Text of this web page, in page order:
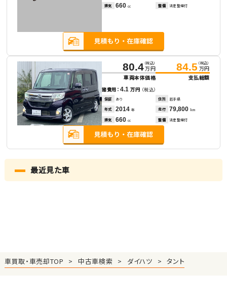
排気 660 cc 整備 法定整備付
80.4 （税込）
万円
車両本体価格
84.5 （税込）
万円
支払総額
諸費用：4.1万円 （税込）
保証 あり 住所 岩手県
年式 2014 年 走行 79,800 km
排気 660 cc 整備 法定整備付
最近見た車
車買取・車売却TOP 中古車検索 ダイハツ タント